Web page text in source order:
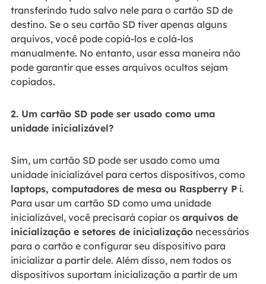
transferindo tudo salvo nele para o cartão SD de
destino. Se o seu cartão SD tiver apenas alguns
arquivos, você pode copiá-los e colá-los
manualmente. No entanto, usar essa maneira não
pode garantir que esses arquivos ocultos sejam
copiados.
2. Um cartão SD pode ser usado como uma
unidade inicializável?
Sim, um cartão SD pode ser usado como uma
unidade inicializável para certos dispositivos, como
laptops, computadores de mesa ou Raspberry Pi.
Para usar um cartão SD como uma unidade
inicializável, você precisará copiar os arquivos de
inicialização e setores de inicializaçãonecessários
para o cartão e configurar seu dispositivo para
inicializar a partir dele. Além disso, nem todos os
dispositivos suportam inicialização a partir de um